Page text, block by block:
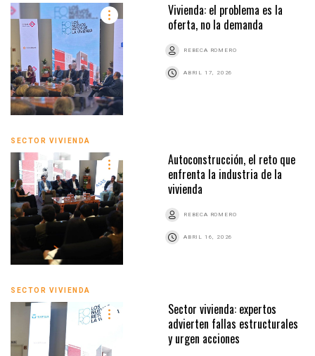
Vivienda: el problema es la
oferta, no la demanda
REBECA ROMERO
ABRIL 17, 2026
SECTOR VIVIENDA
Autoconstrucción, el reto que
enfrenta la industria de la
vivienda
REBECA ROMERO
ABRIL 16, 2026
SECTOR VIVIENDA
Sector vivienda: expertos
advierten fallas estructurales
y urgen acciones